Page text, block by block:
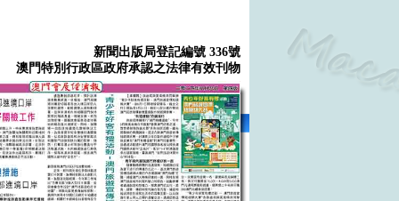
新聞出版局登記編號 336號
澳門特別行政區政府承認之法律有效刊物